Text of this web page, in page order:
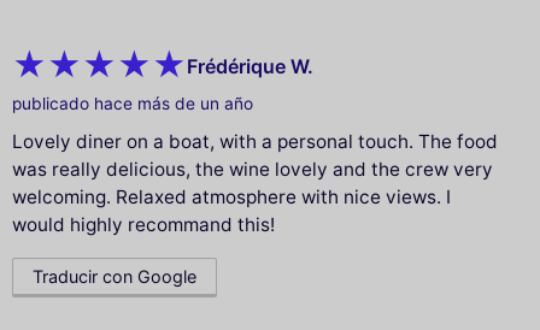
Frédérique W.
publicado hace más de un año
Lovely diner on a boat, with a personal touch. The food
was really delicious, the wine lovely and the crew very
welcoming. Relaxed atmosphere with nice views. I
would highly recommand this!
Traducir con Google